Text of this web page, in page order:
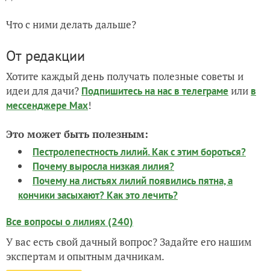
Что с ними делать дальше?
От редакции
Хотите каждый день получать полезные советы и
идеи для дачи? Подпишитесь на нас в телеграме или в
мессенджере Max!
Это может быть полезным:
Пестролепестность лилий. Как с этим бороться?
Почему выросла низкая лилия?
Почему на листьях лилий появились пятна, а
кончики засыхают? Как это лечить?
Все вопросы о лилиях (240)
У вас есть свой дачный вопрос? Задайте его нашим
экспертам и опытным дачникам.